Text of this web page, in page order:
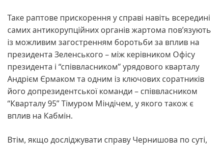
Таке раптове прискорення у справі навіть всередині
самих антикорупційних органів жартома пов’язують
із можливим загостренням боротьби за вплив на
президента Зеленського – між керівником Офісу
президента і “співвласником” урядового кварталу
Андрієм Єрмаком та одним із ключових соратників
його допрезидентської команди – співвласником
“Кварталу 95” Тімуром Міндічем, у якого також є
вплив на Кабмін.
Втім, якщо досліджувати справу Чернишова по суті,